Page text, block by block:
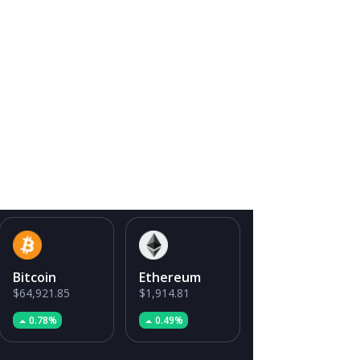
Bitcoin
$64,921.85
0.78%
Ethereum
$1,914.81
0.49%